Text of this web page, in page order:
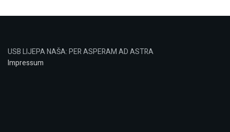
USB LIJEPA NAŠA: PER ASPERAM AD ASTRA
Impressum